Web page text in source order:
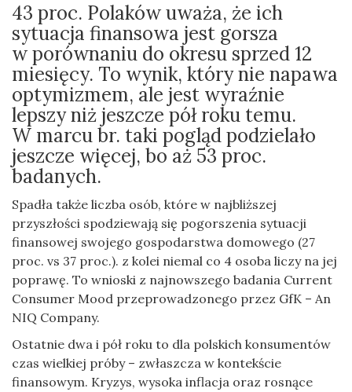
43 proc. Polaków uważa, że ich
sytuacja finansowa jest gorsza
w porównaniu do okresu sprzed 12
miesięcy. To wynik, który nie napawa
optymizmem, ale jest wyraźnie
lepszy niż jeszcze pół roku temu.
W marcu br. taki pogląd podzielało
jeszcze więcej, bo aż 53 proc.
badanych.
Spadła także liczba osób, które w najbliższej
przyszłości spodziewają się pogorszenia sytuacji
finansowej swojego gospodarstwa domowego (27
proc. vs 37 proc.). z kolei niemal co 4 osoba liczy na jej
poprawę. To wnioski z najnowszego badania Current
Consumer Mood przeprowadzonego przez GfK – An
NIQ Company.
Ostatnie dwa i pół roku to dla polskich konsumentów
czas wielkiej próby – zwłaszcza w kontekście
finansowym. Kryzys, wysoka inflacja oraz rosnące